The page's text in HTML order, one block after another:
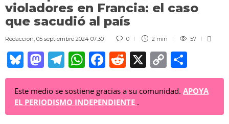
violadores en Francia: el caso
que sacudió al país
Redaccion 05 septiembre 2024 07:30 0 2 min 57
Bl
u
e
sk
M
a
st
o
T
el
e
gr
W
h
at
s
F
a
c
e
R
e
d
di
X C
o
p
o
m
Este medio se sostiene gracias a su comunidad. APOYA
EL PERIODISMO INDEPENDIENTE .